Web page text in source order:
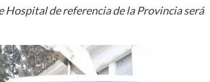
Hospital de referencia de la Provincia será